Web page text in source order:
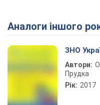
Аналоги іншого
ЗНО
Автори:
Прудка
Рік: 2017